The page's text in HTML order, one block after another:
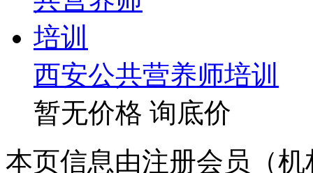
西安公共营养师培训
暂无价格 询底价
本页信息由注册会员（